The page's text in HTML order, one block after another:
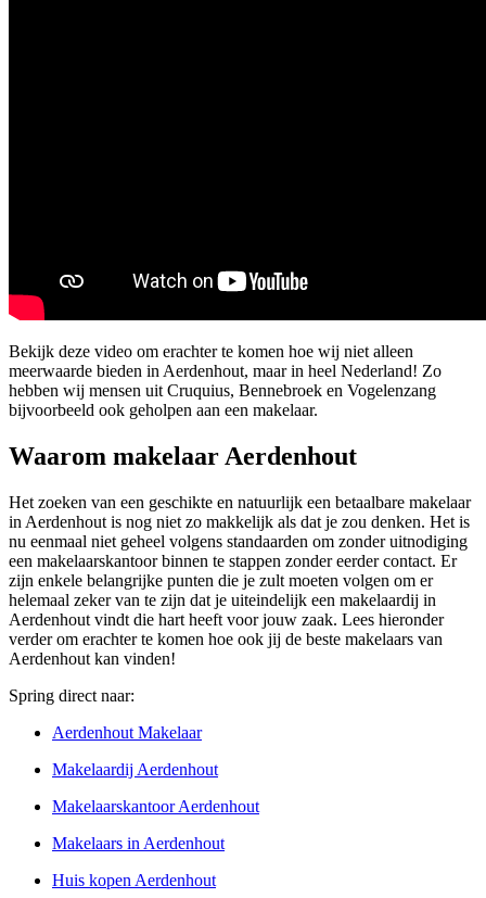
Bekijk deze video om erachter te komen hoe wij niet alleen
meerwaarde bieden in Aerdenhout, maar in heel Nederland! Zo
hebben wij mensen uit Cruquius, Bennebroek en Vogelenzang
bijvoorbeeld ook geholpen aan een makelaar.
Waarom makelaar Aerdenhout
Het zoeken van een geschikte en natuurlijk een betaalbare makelaar
in Aerdenhout is nog niet zo makkelijk als dat je zou denken. Het is
nu eenmaal niet geheel volgens standaarden om zonder uitnodiging
een makelaarskantoor binnen te stappen zonder eerder contact. Er
zijn enkele belangrijke punten die je zult moeten volgen om er
helemaal zeker van te zijn dat je uiteindelijk een makelaardij in
Aerdenhout vindt die hart heeft voor jouw zaak. Lees hieronder
verder om erachter te komen hoe ook jij de beste makelaars van
Aerdenhout kan vinden!
Spring direct naar:
Aerdenhout Makelaar
Makelaardij Aerdenhout
Makelaarskantoor Aerdenhout
Makelaars in Aerdenhout
Huis kopen Aerdenhout